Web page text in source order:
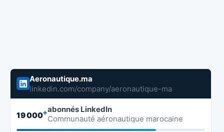
Aeronautique.ma
linkedin.com/company/aeronautique-ma
19 000+abonnés LinkedIn
Communauté aéronautique marocaine